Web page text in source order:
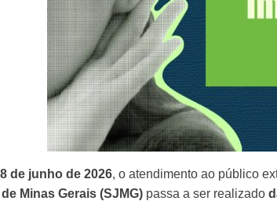
8 de junho de 2026, o atendimento ao público
Minas Gerais (SJMG) passa a ser realizado